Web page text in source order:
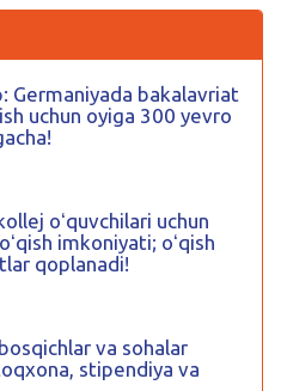
Germaniyada bakalavriat
uchun oyiga 300 yevro
oʻquvchilari uchun
imkoniyati; oʻqish
qoplanadi!
va sohalar
stipendiya va